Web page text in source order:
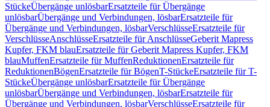
StückeÜbergänge unlösbarErsatzteile für Übergänge
unlösbarÜbergänge und Verbindungen, lösbarErsatzteile für
Übergänge und Verbindungen, lösbarVerschlüsseErsatzteile für
VerschlüsseAnschlüsseErsatzteile für AnschlüsseGeberit Mapress
Kupfer, FKM blauErsatzteile für Geberit Mapress Kupfer, FKM
blauMuffenErsatzteile für MuffenReduktionenErsatzteile für
ReduktionenBögenErsatzteile für BögenT-StückeErsatzteile für T-
StückeÜbergänge unlösbarErsatzteile für Übergänge
unlösbarÜbergänge und Verbindungen, lösbarErsatzteile für
Übergänge und Verbindungen, lösbarVerschlüsseErsatzteile für